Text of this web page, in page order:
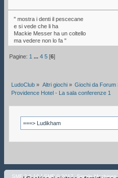
" mostra i denti il pescecane
e si vede che li ha
Mackie Messer ha un coltello
ma vedere non lo fa "
Pagine: 1 ...4 5 [6]
LudoClub » Altri giochi» Giochi da Forum
Providence Hotel - La sala conferenze 1
SMF 2.0.19 | SMF © 2017 Simple Machines